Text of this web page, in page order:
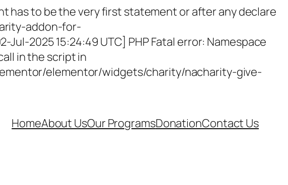
has to be the very first statement or after any declare
addon-for-
2025 15:24:49 UTC] PHP Fatal error: Namespace
in the script in
elementor/widgets/charity/nacharity-give-
HomeAbout UsOur ProgramsDonationContact Us